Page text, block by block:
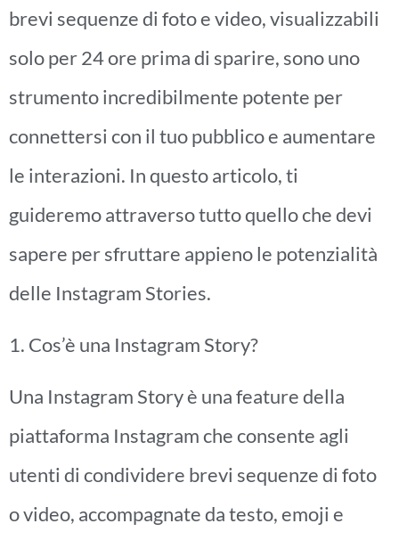
brevi sequenze di foto e video, visualizzabili
solo per 24 ore prima di sparire, sono uno
strumento incredibilmente potente per
connettersi con il tuo pubblico e aumentare
le interazioni. In questo articolo, ti
guideremo attraverso tutto quello che devi
sapere per sfruttare appieno le potenzialità
delle Instagram Stories.
1. Cos’è una Instagram Story?
Una Instagram Story è una feature della
piattaforma Instagram che consente agli
utenti di condividere brevi sequenze di foto
o video, accompagnate da testo, emoji e